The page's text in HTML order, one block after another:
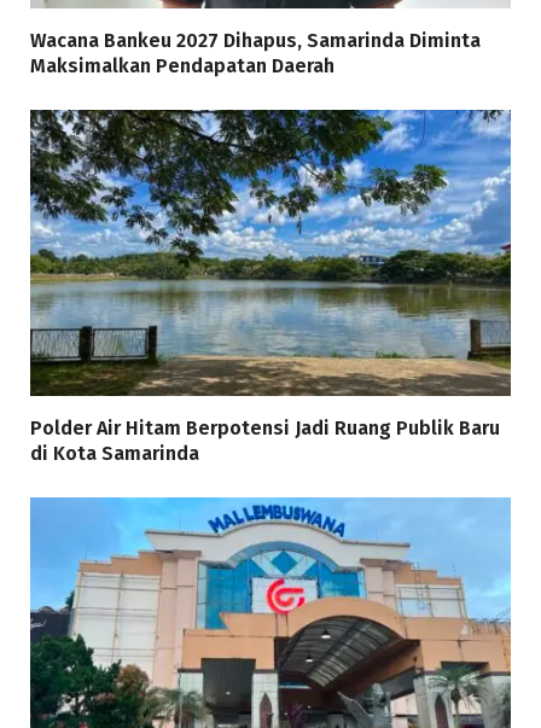
Wacana Bankeu 2027 Dihapus, Samarinda Diminta
Maksimalkan Pendapatan Daerah
Polder Air Hitam Berpotensi Jadi Ruang Publik Baru
di Kota Samarinda